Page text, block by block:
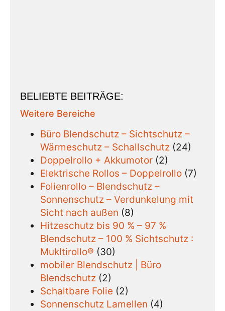
BELIEBTE BEITRÄGE:
Weitere Bereiche
Büro Blendschutz – Sichtschutz –
Wärmeschutz – Schallschutz (24)
Doppelrollo + Akkumotor (2)
Elektrische Rollos – Doppelrollo (7)
Folienrollo – Blendschutz –
Sonnenschutz – Verdunkelung mit
Sicht nach außen (8)
Hitzeschutz bis 90 % – 97 %
Blendschutz – 100 % Sichtschutz :
Mukltirollo® (30)
mobiler Blendschutz | Büro
Blendschutz (2)
Schaltbare Folie (2)
Sonnenschutz Lamellen (4)